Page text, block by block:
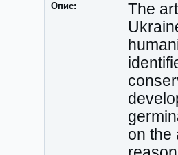
Опис:
The
on the